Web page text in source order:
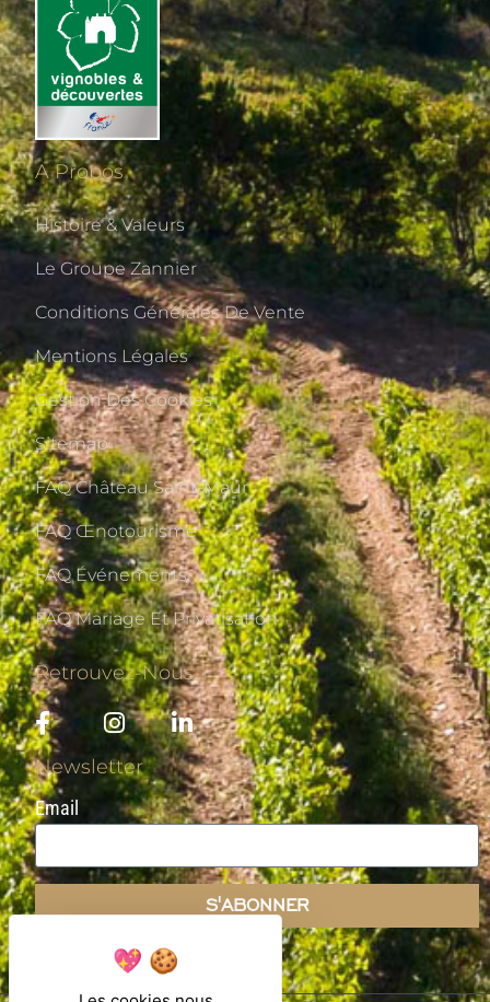
A Propos
Histoire & Valeurs
Le Groupe Zannier
Conditions Générales De Vente
Mentions Légales
Gestion Des Cookies
Sitemap
FAQ Château Saint-Maur
FAQ Œnotourisme
FAQ Événements
FAQ Mariage Et Privatisation
Retrouvez-Nous
Newsletter
Email
S'ABONNER